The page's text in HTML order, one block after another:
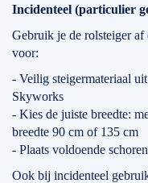
Incidenteel (particulier
Gebruik je de rolsteiger
voor:
- Veilig steigermateriaal
Skyworks
- Kies de juiste breedte:
breedte 90 cm of 135 cm
- Plaats voldoende
Ook bij incidenteel